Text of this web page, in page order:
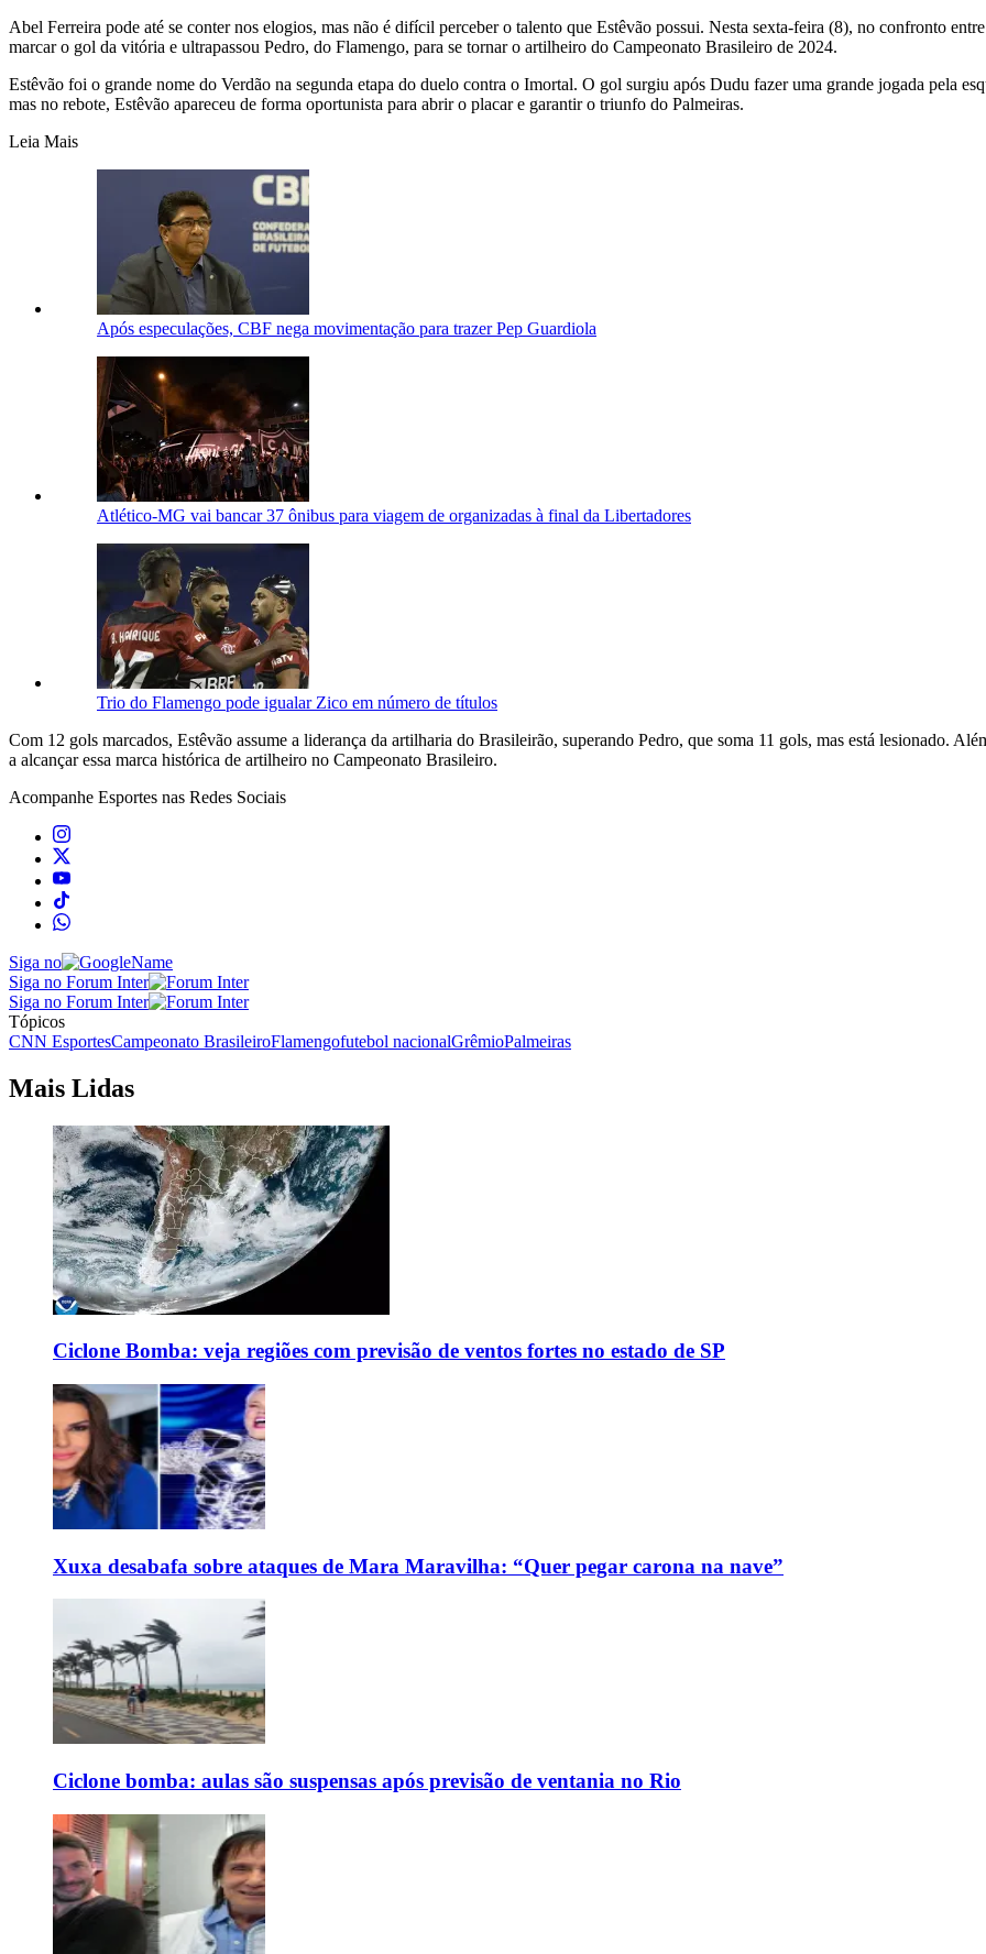
Abel Ferreira pode até se conter nos elogios, mas não é difícil perceber o talento que Estêvão possui. Nesta sexta-feira (8), no confronto
marcar o gol da vitória e ultrapassou Pedro, do Flamengo, para se tornar o artilheiro do Campeonato Brasileiro de 2024.
Estêvão foi o grande nome do Verdão na segunda etapa do duelo contra o Imortal. O gol surgiu após Dudu fazer uma grande jogada pela
mas no rebote, Estêvão apareceu de forma oportunista para abrir o placar e garantir o triunfo do Palmeiras.
Leia Mais
Após especulações, CBF nega movimentação para trazer Pep Guardiola
Atlético-MG vai bancar 37 ônibus para viagem de organizadas à final da Libertadores
Trio do Flamengo pode igualar Zico em número de títulos
Com 12 gols marcados, Estêvão assume a liderança da artilharia do Brasileirão, superando Pedro, que soma 11 gols, mas está lesionado.
a alcançar essa marca histórica de artilheiro no Campeonato Brasileiro.
Acompanhe Esportes nas Redes Sociais
Siga no
Siga no Forum Inter
Siga no Forum Inter
Tópicos
CNN EsportesCampeonato BrasileiroFlamengofutebol nacionalGrêmioPalmeiras
Mais Lidas
Ciclone Bomba: veja regiões com previsão de ventos fortes no estado de SP
Xuxa desabafa sobre ataques de Mara Maravilha: “Quer pegar carona na nave”
Ciclone bomba: aulas são suspensas após previsão de ventania no Rio